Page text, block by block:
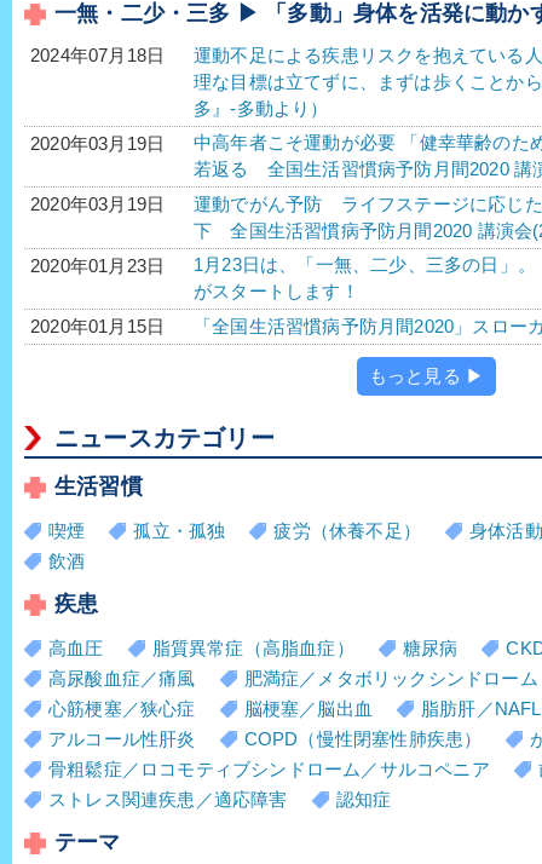
一無・二少・三多 ▶ 「多動」身体を活発に動か
2024年07月18日
運動不足による疾患リスクを抱えている
理な目標は立てずに、まずは歩くことか
多』-多動より）
2020年03月19日
中高年者こそ運動が必要 「健幸華齢のた
若返る 全国生活習慣病予防月間2020 講
2020年03月19日
運動でがん予防 ライフステージに応じ
下 全国生活習慣病予防月間2020 講演会
2020年01月23日
1月23日は、「一無、二少、三多の日」
がスタートします！
2020年01月15日
「全国生活習慣病予防月間2020」スロー
もっと見る ▶
ニュースカテゴリー
生活習慣
喫煙 孤立・孤独 疲労（休養不足）
身体活
飲酒
疾患
高血圧 脂質異常症（高脂血症） 糖尿病
高尿酸血症／痛風
肥満症／メタボリックシンドローム
心筋梗塞／狭心症
脳梗塞／脳出血
脂肪肝／
アルコール性肝炎
COPD（慢性閉塞性肺疾患）
骨粗鬆症／ロコモティブシンドローム／サルコペニア
ストレス関連疾患／適応障害
認知症
テーマ